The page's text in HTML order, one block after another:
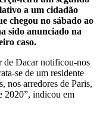
a um cidadão
chegou no sábado ao
sido anunciado na
caso.
de Dacar notificou-nos
se de um residente
nos arredores de Paris,
2020”, indicou em